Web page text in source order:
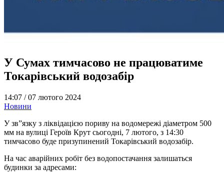
У Сумах тимчасово не працюватиме
Токарівський водозабір
14:07 /07 лютого 2024
Новини
У зв”язку з ліквідацією пориву на водомережі діаметром 500
мм на вулиці Героїв Крут сьогодні, 7 лютого, з 14:30
тимчасово буде призупинений Токарівський водозабір.
На час аварійних робіт без водопостачання залишаться
будинки за адресами: